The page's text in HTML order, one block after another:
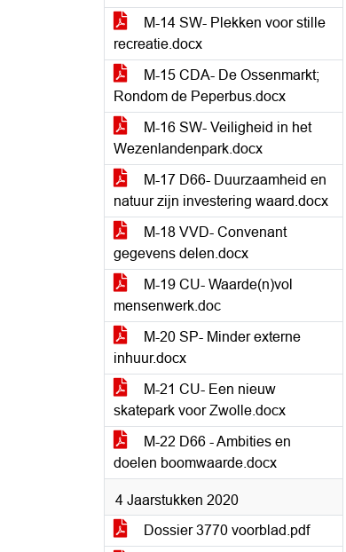
M-14 SW- Plekken voor stille
recreatie.docx
M-15 CDA- De Ossenmarkt;
Rondom de Peperbus.docx
M-16 SW- Veiligheid in het
Wezenlandenpark.docx
M-17 D66- Duurzaamheid en
natuur zijn investering waard.docx
M-18 VVD- Convenant
gegevens delen.docx
M-19 CU- Waarde(n)vol
mensenwerk.doc
M-20 SP- Minder externe
inhuur.docx
M-21 CU- Een nieuw
skatepark voor Zwolle.docx
M-22 D66 - Ambities en
doelen boomwaarde.docx
4 Jaarstukken 2020
Dossier 3770 voorblad.pdf